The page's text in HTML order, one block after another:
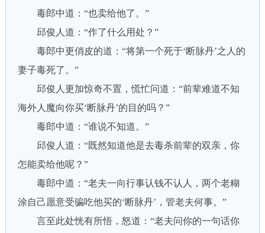
毒郎中道：“也卖给他了。”
邱俊人道：“作了什么用处？”
毒郎中更俏皮的道：“将第一个死于‘断脉丹’之人的
妻子毒死了。”
邱俊人更加惊奇不置，慌忙问道：“前辈难道不知
海外人魔向你买‘断脉丹’的目的吗？”
毒郎中道：“谁说不知道。”
邱俊人道：“既然知道他是去毒杀前辈的双亲，你
怎能卖给他呢？”
毒郎中道：“老夫一向行事认钱不认人，两个老糊
涂自己愿意受骗吃他买的‘断脉丹’，管老夫何事。”
言至此处恍有所悟，怒道：“老夫问你的一句话你